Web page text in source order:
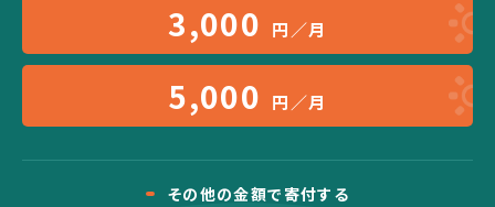
3,000 円／月
5,000 円／月
その他の金額で寄付する